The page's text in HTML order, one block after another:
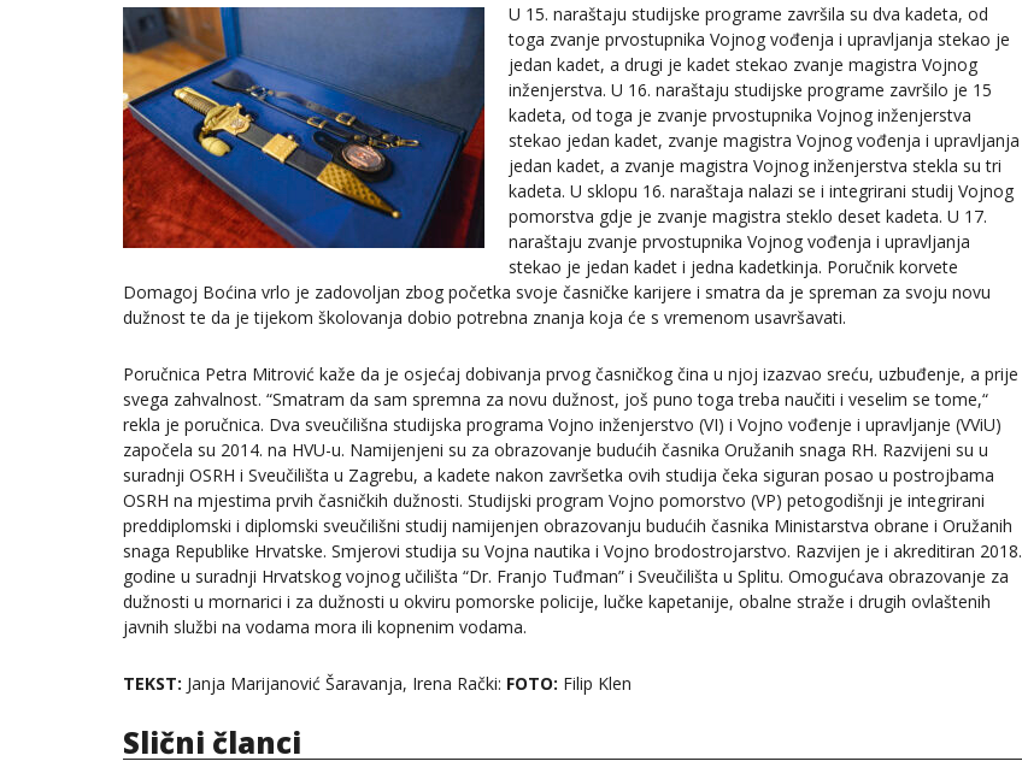
U 15. naraštaju studijske programe završila su dva kadeta, od
toga zvanje prvostupnika Vojnog vođenja i upravljanja stekao je
jedan kadet, a drugi je kadet stekao zvanje magistra Vojnog
inženjerstva. U 16. naraštaju studijske programe završilo je 15
kadeta, od toga je zvanje prvostupnika Vojnog inženjerstva
stekao jedan kadet, zvanje magistra Vojnog vođenja i upravljanja
jedan kadet, a zvanje magistra Vojnog inženjerstva stekla su tri
kadeta. U sklopu 16. naraštaja nalazi se i integrirani studij Vojnog
pomorstva gdje je zvanje magistra steklo deset kadeta. U 17.
naraštaju zvanje prvostupnika Vojnog vođenja i upravljanja
stekao je jedan kadet i jedna kadetkinja. Poručnik korvete
Domagoj Boćina vrlo je zadovoljan zbog početka svoje časničke karijere i smatra da je spreman za svoju novu
dužnost te da je tijekom školovanja dobio potrebna znanja koja će s vremenom usavršavati.
Poručnica Petra Mitrović kaže da je osjećaj dobivanja prvog časničkog čina u njoj izazvao sreću, uzbuđenje, a prije
svega zahvalnost. “Smatram da sam spremna za novu dužnost, još puno toga treba naučiti i veselim se tome,“
rekla je poručnica. Dva sveučilišna studijska programa Vojno inženjerstvo (VI) i Vojno vođenje i upravljanje (VViU)
započela su 2014. na HVU-u. Namijenjeni su za obrazovanje budućih časnika Oružanih snaga RH. Razvijeni su u
suradnji OSRH i Sveučilišta u Zagrebu, a kadete nakon završetka ovih studija čeka siguran posao u postrojbama
OSRH na mjestima prvih časničkih dužnosti. Studijski program Vojno pomorstvo (VP) petogodišnji je integrirani
preddiplomski i diplomski sveučilišni studij namijenjen obrazovanju budućih časnika Ministarstva obrane i Oružanih
snaga Republike Hrvatske. Smjerovi studija su Vojna nautika i Vojno brodostrojarstvo. Razvijen je i akreditiran 2018.
godine u suradnji Hrvatskog vojnog učilišta “Dr. Franjo Tuđman” i Sveučilišta u Splitu. Omogućava obrazovanje za
dužnosti u mornarici i za dužnosti u okviru pomorske policije, lučke kapetanije, obalne straže i drugih ovlaštenih
javnih službi na vodama mora ili kopnenim vodama.
TEKST: Janja Marijanović Šaravanja, Irena Rački: FOTO: Filip Klen
Slični članci